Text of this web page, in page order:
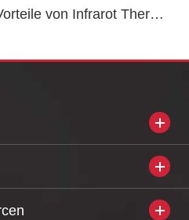
Thermische Imaging Kamera in Bau